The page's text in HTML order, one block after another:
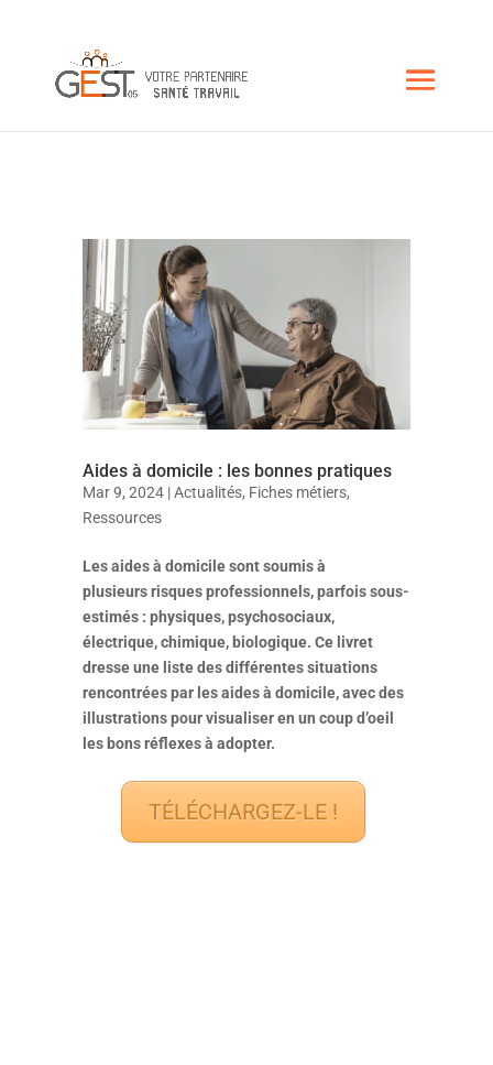
Aides à domicile : les bonnes pratiques
Mar 9, 2024|Actualités, Fiches métiers,
Ressources
Les aides à domicile sont soumis à
plusieurs risques professionnels, parfois sous-
estimés : physiques, psychosociaux,
électrique, chimique, biologique. Ce livret
dresse une liste des différentes situations
rencontrées par les aides à domicile, avec des
illustrations pour visualiser en un coup d’oeil
les bons réflexes à adopter.
TÉLÉCHARGEZ-LE !